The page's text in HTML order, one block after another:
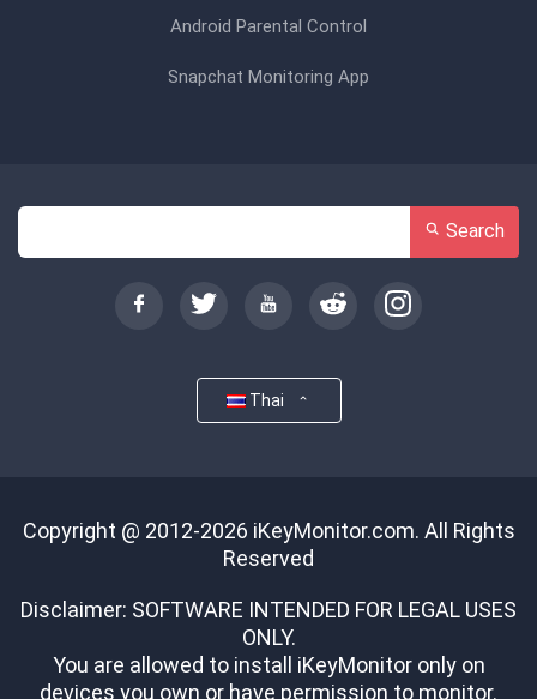
Android Parental Control
Snapchat Monitoring App
Search
Thai
Copyright @ 2012-2026 iKeyMonitor.com. All Rights
Reserved
Disclaimer: SOFTWARE INTENDED FOR LEGAL USES
ONLY.
You are allowed to install iKeyMonitor only on
devices you own or have permission to monitor.